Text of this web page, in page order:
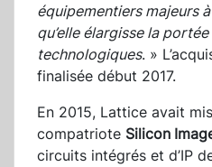
équipementiers majeurs
qu’elle élargisse la
technologiques. »
finalisée début 2017.
En 2015, Lattice avait
compatriote Silicon
circuits intégrés et d’IP